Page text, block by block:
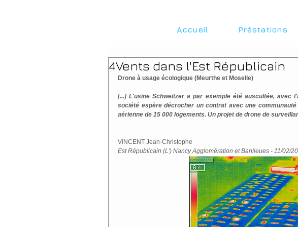
Accueil Préstations
4Vents dans l'Est Républicain
Drone à usage écologique (Meurthe et Moselle)
[...] L'usine Schweitzer a par exemple été auscultée, avec
société espère décrocher un contrat avec une
aérienne de 15 000 logements. Un projet de drone de
VINCENT Jean-Christophe
Est Républicain (L') Nancy Agglomération et Banlieues - 11/02/